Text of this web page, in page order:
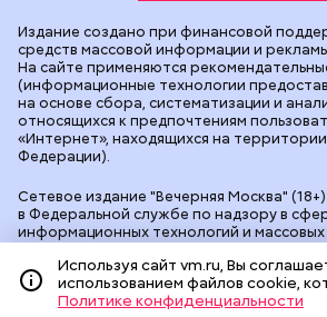
Сетевое издание "Вечерняя Москва"
в Федеральной службе по надзору в
информационных технологий и
90524 от 09.12.2025. Учредитель: АО
"Вечерняя Москва". Главный редактор
Геннадьевич Глуходедов. Адрес редакции:
Издание создано при финансовой
средств массовой информации и
На сайте применяются
(информационные технологии
на основе сбора, систематизации и
относящихся к предпочтениям
«Интернет», находящихся на
Федерации).
Используя сайт vm.ru, Вы
использованием файлов cookie,
Политике конфиденциальности